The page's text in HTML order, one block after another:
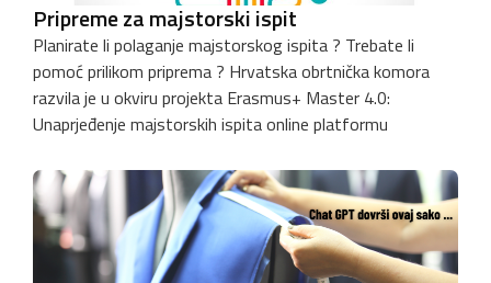
Pripreme za majstorski ispit
Planirate li polaganje majstorskog ispita ? Trebate li
pomoć prilikom priprema ? Hrvatska obrtnička komora
razvila je u okviru projekta Erasmus+ Master 4.0:
Unaprjeđenje majstorskih ispita online platformu